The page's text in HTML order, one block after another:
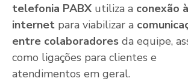
telefonia PABX utiliza a conexão à
internet para viabilizar a
entre colaboradores da equipe,
como ligações para clientes e
atendimentos em geral.